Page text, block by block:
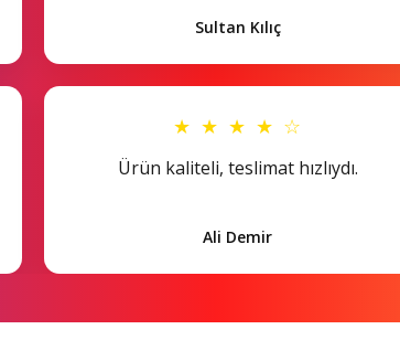
Sultan Kılıç
★ ★ ★ ★ ☆
Ürün kaliteli, teslimat hızlıydı.
Ali Demir